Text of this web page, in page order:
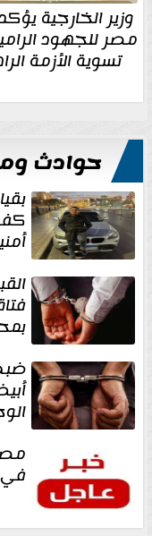
وزير الخارجية
مصر للجهود
تسوية الأزمة
حوادث
في